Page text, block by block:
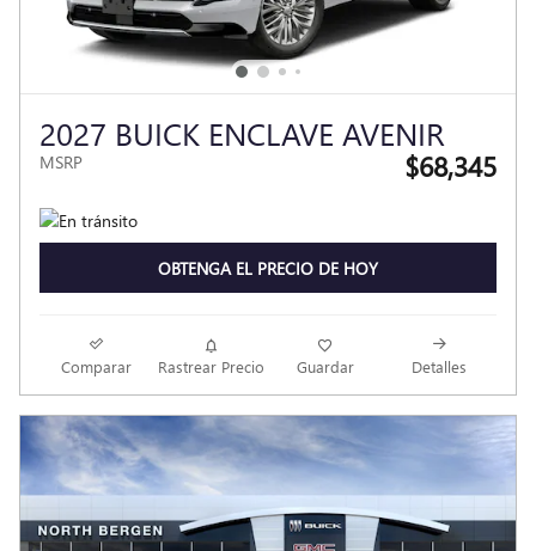
2027 BUICK ENCLAVE AVENIR
MSRP $68,345
OBTENGA EL PRECIO DE HOY
Comparar Rastrear Precio Guardar Detalles